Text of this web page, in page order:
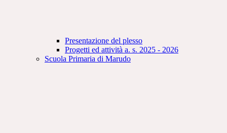
Presentazione del plesso
Progetti ed attività a. s. 2025 - 2026
Scuola Primaria di Marudo